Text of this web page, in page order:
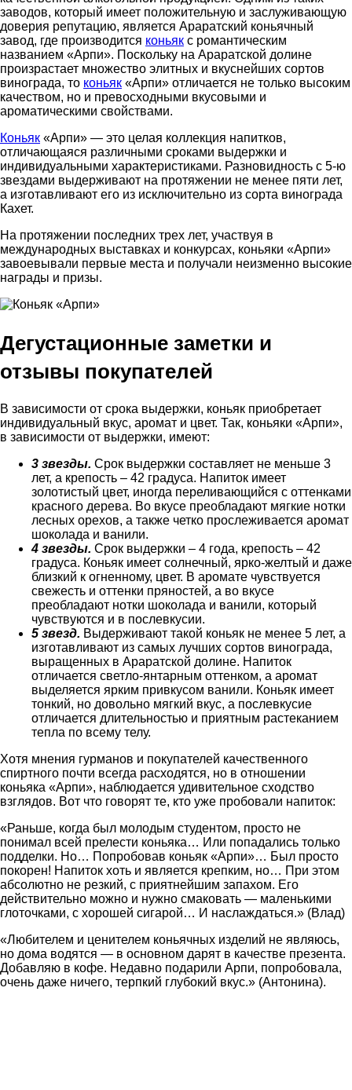
заводов, который имеет положительную и заслуживающую
доверия репутацию, является Араратский коньячный
завод, где производится коньяк с романтическим
названием «Арпи». Поскольку на Араратской долине
произрастает множество элитных и вкуснейших сортов
винограда, то коньяк «Арпи» отличается не только высоким
качеством, но и превосходными вкусовыми и
ароматическими свойствами.
Коньяк «Арпи» — это целая коллекция напитков,
отличающаяся различными сроками выдержки и
индивидуальными характеристиками. Разновидность с 5-ю
звездами выдерживают на протяжении не менее пяти лет,
а изготавливают его из исключительно из сорта винограда
Кахет.
На протяжении последних трех лет, участвуя в
международных выставках и конкурсах, коньяки «Арпи»
завоевывали первые места и получали неизменно высокие
награды и призы.
Дегустационные заметки и
отзывы покупателей
В зависимости от срока выдержки, коньяк приобретает
индивидуальный вкус, аромат и цвет. Так, коньяки «Арпи»,
в зависимости от выдержки, имеют:
3 звезды. Срок выдержки составляет не меньше 3
лет, а крепость – 42 градуса. Напиток имеет
золотистый цвет, иногда переливающийся с оттенками
красного дерева. Во вкусе преобладают мягкие нотки
лесных орехов, а также четко прослеживается аромат
шоколада и ванили.
4 звезды. Срок выдержки – 4 года, крепость – 42
градуса. Коньяк имеет солнечный, ярко-желтый и даже
близкий к огненному, цвет. В аромате чувствуется
свежесть и оттенки пряностей, а во вкусе
преобладают нотки шоколада и ванили, который
чувствуются и в послевкусии.
5 звезд. Выдерживают такой коньяк не менее 5 лет, а
изготавливают из самых лучших сортов винограда,
выращенных в Араратской долине. Напиток
отличается светло-янтарным оттенком, а аромат
выделяется ярким привкусом ванили. Коньяк имеет
тонкий, но довольно мягкий вкус, а послевкусие
отличается длительностью и приятным растеканием
тепла по всему телу.
Хотя мнения гурманов и покупателей качественного
спиртного почти всегда расходятся, но в отношении
коньяка «Арпи», наблюдается удивительное сходство
взглядов. Вот что говорят те, кто уже пробовали напиток:
«Раньше, когда был молодым студентом, просто не
понимал всей прелести коньяка… Или попадались только
подделки. Но… Попробовав коньяк «Арпи»… Был просто
покорен! Напиток хоть и является крепким, но… При этом
абсолютно не резкий, с приятнейшим запахом. Его
действительно можно и нужно смаковать — маленькими
глоточками, с хорошей сигарой… И наслаждаться.» (Влад)
«Любителем и ценителем коньячных изделий не являюсь,
но дома водятся — в основном дарят в качестве презента.
Добавляю в кофе. Недавно подарили Арпи, попробовала,
очень даже ничего, терпкий глубокий вкус.» (Антонина).